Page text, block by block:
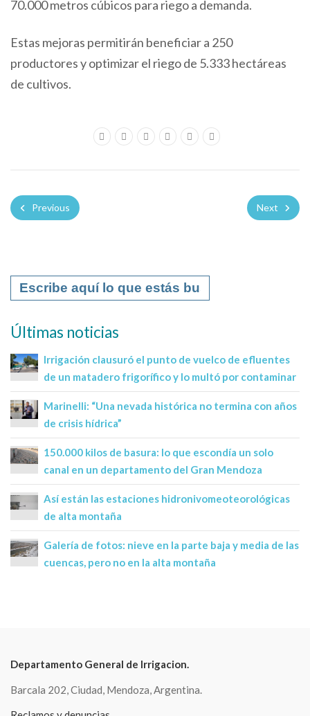
70.000 metros cúbicos para riego a demanda.
Estas mejoras permitirán beneficiar a 250
productores y optimizar el riego de 5.333 hectáreas
de cultivos.
Previous Next
Últimas noticias
Irrigación clausuró el punto de vuelco de efluentes
de un matadero frigorífico y lo multó por contaminar
Marinelli: “Una nevada histórica no termina con años
de crisis hídrica”
150.000 kilos de basura: lo que escondía un solo
canal en un departamento del Gran Mendoza
Así están las estaciones hidronivomeoteorológicas
de alta montaña
Galería de fotos: nieve en la parte baja y media de las
cuencas, pero no en la alta montaña
Departamento General de Irrigacion.
Barcala 202, Ciudad, Mendoza, Argentina.